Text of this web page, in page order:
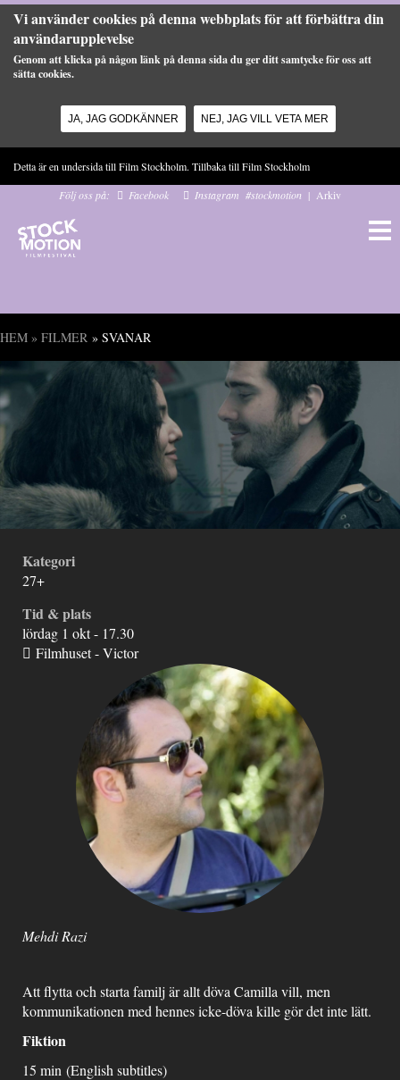
Vi använder cookies på denna webbplats för att förbättra din
användarupplevelse
Genom att klicka på någon länk på denna sida du ger ditt samtycke för oss att
sätta cookies.
JA, JAG GODKÄNNER NEJ, JAG VILL VETA MER
Detta är en undersida till Film Stockholm. Tillbaka tillFilm Stockholm
Följ oss på:
Facebook Instagram #stockmotion | Arkiv
Du är här
HEM » FILMER » SVANAR
Kategori
27+
Tid & plats
lördag 1 okt - 17.30
Filmhuset - Victor
Mehdi Razi
Att flytta och starta familj är allt döva Camilla vill, men
kommunikationen med hennes icke-döva kille gör det inte lätt.
Fiktion
15 min (English subtitles)